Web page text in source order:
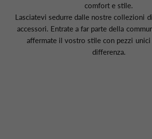
comfort e stile.
Lasciatevi sedurre dalle nostre collezioni
accessori. Entrate a far parte della
affermate il vostro stile con pezzi unici
differenza.